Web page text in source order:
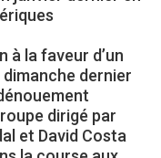
à la faveur d’un
dernier
dirigé par
et David Costa